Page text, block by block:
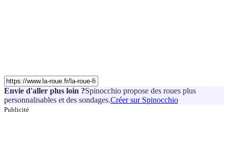
Envie d'aller plus loin ?Spinocchio propose des roues plus
personnalisables et des sondages.Créer sur Spinocchio
Publicité